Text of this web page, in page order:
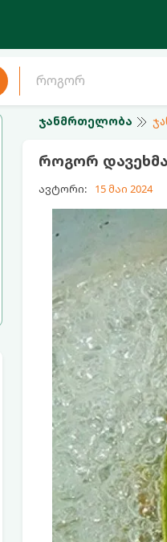
ჯანმრთელობა
როგორ
ავტორი: 15 მაი 2024